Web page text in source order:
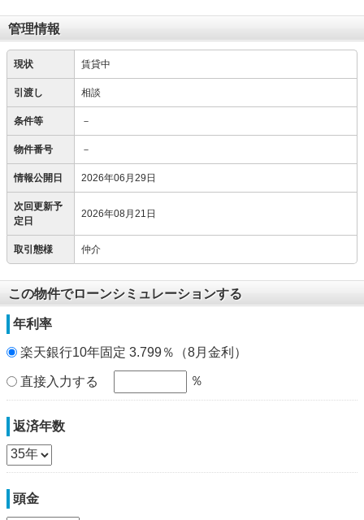
管理情報
現状 賃貸中
引渡し 相談
条件等 －
物件番号 －
情報公開日 2026年06月29日
次回更新予
定日
2026年08月21日
取引態様 仲介
この物件でローンシミュレーションする
年利率
楽天銀行10年固定 3.799％（8月金利）
直接入力する ％
返済年数
頭金